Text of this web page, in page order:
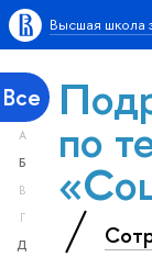
Высшая школа
Все
А
Б
В
Г
Д
по